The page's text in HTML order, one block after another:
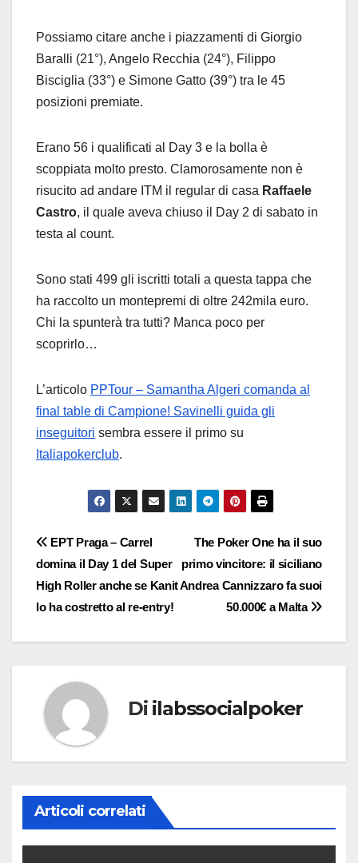
Possiamo citare anche i piazzamenti di Giorgio
Baralli (21°), Angelo Recchia (24°), Filippo
Bisciglia (33°) e Simone Gatto (39°) tra le 45
posizioni premiate.
Erano 56 i qualificati al Day 3 e la bolla è
scoppiata molto presto. Clamorosamente non è
risucito ad andare ITM il regular di casa Raffaele
Castro, il quale aveva chiuso il Day 2 di sabato in
testa al count.
Sono stati 499 gli iscritti totali a questa tappa che
ha raccolto un montepremi di oltre 242mila euro.
Chi la spunterà tra tutti? Manca poco per
scoprirlo…
L’articolo PPTour – Samantha Algeri comanda al
final table di Campione! Savinelli guida gli
inseguitori sembra essere il primo su
Italiapokerclub.
Navigazione
articoli
The Poker One ha il suo
primo vincitore: il siciliano
Andrea Cannizzaro fa suoi
50.000€ a Malta
EPT Praga – Carrel
domina il Day 1 del Super
High Roller anche se Kanit
lo ha costretto al re-entry!
Di ilabssocialpoker
Articoli correlati